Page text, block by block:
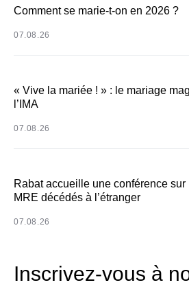
Comment se marie-t-on en 2026 ?
07.08.26
« Vive la mariée ! » : le mariage
l’IMA
07.08.26
Rabat accueille une conférence
MRE décédés à l’étranger
07.08.26
Inscrivez-vous à